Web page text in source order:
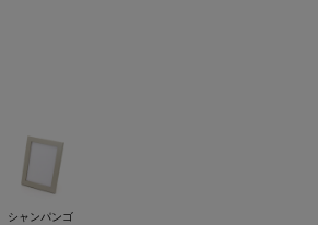
シャンパンゴ